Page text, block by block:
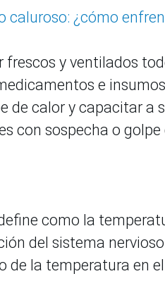
caluroso: ¿cómo
y ventilados
e
de calor y capacitar a
con sospecha o golpe
como la
del sistema
de la temperatura en